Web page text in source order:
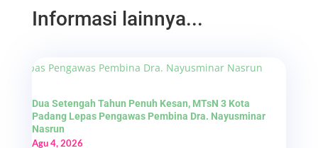
Informasi lainnya...
Dua Setengah Tahun Penuh Kesan, MTsN 3 Kota
Padang Lepas Pengawas Pembina Dra. Nayusminar
Nasrun
Agu 4, 2026